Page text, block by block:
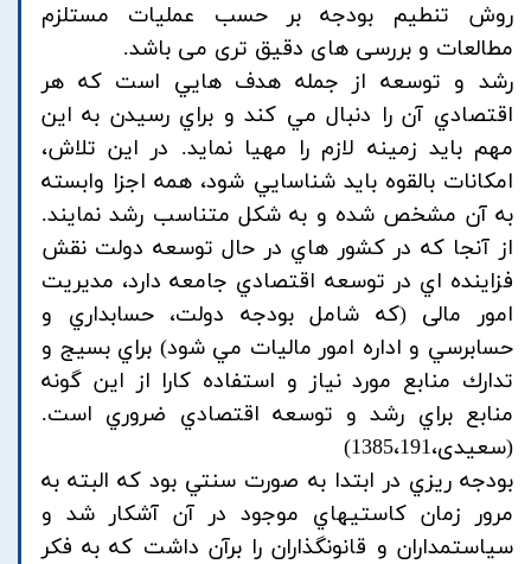
روش تنطیم بودجه بر حسب عملیات مستلزم
مطالعات و بررسی های دقیق تری می باشد.
رشد و توسعه از جمله هدف هايي است كه هر
اقتصادي آن را دنبال مي کند و براي رسيدن به اين
مهم بايد زمينه لازم را مهيا نمايد. در اين تلاش،
امكانات بالقوه بايد شناسايي شود، همه اجزا وابسته
به آن مشخص شده و به شكل متناسب رشد نمايند.
از آنجا كه در كشور هاي در حال توسعه دولت نقش
فزاينده اي در توسعه اقتصادي جامعه دارد، مديريت
امور مالی (كه شامل بودجه دولت، حسابداري و
حسابرسي و اداره امور ماليات مي شود) براي بسيج و
تدارك منابع مورد نياز و استفاده كارا از اين گونه
منابع براي رشد و توسعه اقتصادي ضروري است.
(سعیدی،1385،191)
بودجه ريزي در ابتدا به صورت سنتي بود كه البته به
مرور زمان كاستيهاي موجود در آن آشكار شد و
سياستمداران و قانونگذاران را برآن داشت كه به فكر